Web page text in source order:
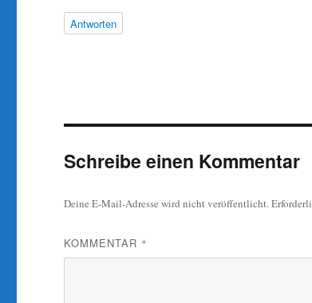
Antworten
Schreibe einen Kommentar
Deine E-Mail-Adresse wird nicht veröffentlicht.
KOMMENTAR *